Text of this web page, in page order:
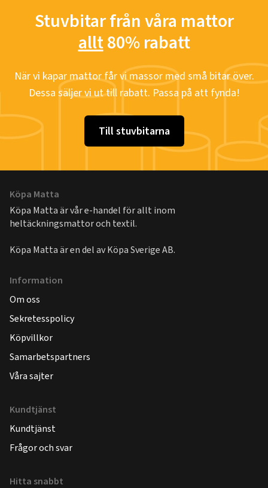
Stuvbitar från våra mattor
allt80% rabatt
När vi kapar mattor får vi massor med små bitar över.
Dessa säljer vi ut till rabatt. Passa på att fynda!
Till stuvbitarna
Köpa Matta
Köpa Matta är vår e-handel för allt inom
heltäckningsmattor och textil.
Köpa Matta är en del avKöpa Sverige AB.
Information
Om oss
Sekretesspolicy
Köpvillkor
Samarbetspartners
Våra sajter
Kundtjänst
Kundtjänst
Frågor och svar
Hitta snabbt